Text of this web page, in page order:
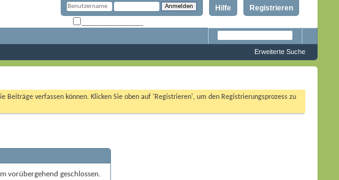
Registrieren
Hilfe
Erweiterte Suche
Beiträge verfassen können. Klicken Sie oben auf 'Registrieren', um den Registrierungsprozess zu
vorübergehend geschlossen.